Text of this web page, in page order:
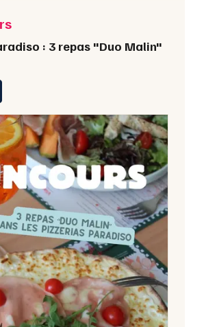
: 3 repas "Duo Malin"